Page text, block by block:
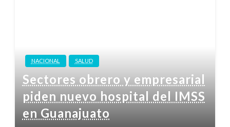
NACIONAL SALUD
Sectores obrero y empresarial
piden nuevo hospital del IMSS
en Guanajuato